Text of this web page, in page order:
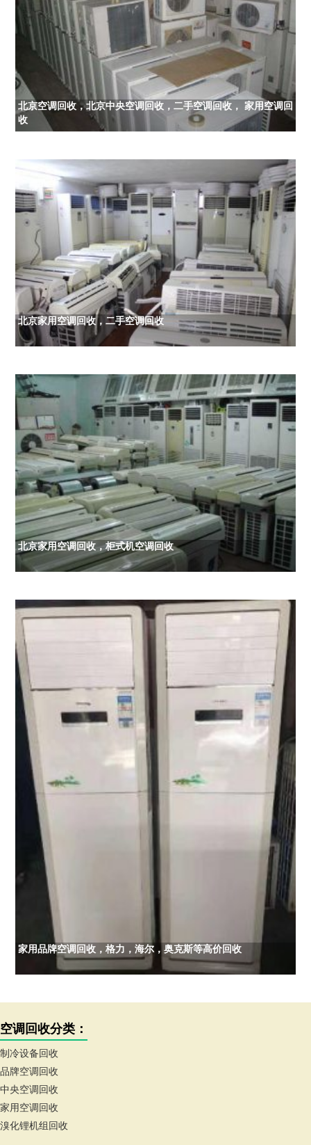
北京空调回收，北京中央空调回收，二手空调回收， 家用空调回
收
北京家用空调回收，二手空调回收
北京家用空调回收，柜式机空调回收
家用品牌空调回收，格力，海尔，奥克斯等高价回收
空调回收分类：
制冷设备回收
品牌空调回收
中央空调回收
家用空调回收
溴化锂机组回收